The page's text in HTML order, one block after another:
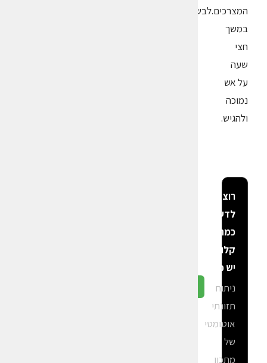
המצרכים.לבשל
במשך
חצי
שעה
על אש
נמוכה
ולהגיש.
רוצה
לדעת
כמה
קלוריות
יש פה?
ניתוח
תזונתי
אוטומטי
של
מתכון